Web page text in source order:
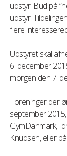
udstyr. Bud på
udstyr.
flere
Udstyret skal
6. december
morgen den 7.
Foreninger der
september
GymDanmark,
Knudsen, eller